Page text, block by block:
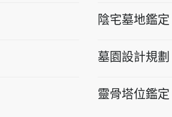
陰宅墓地鑑定
墓園設計規劃
靈骨塔位鑑定